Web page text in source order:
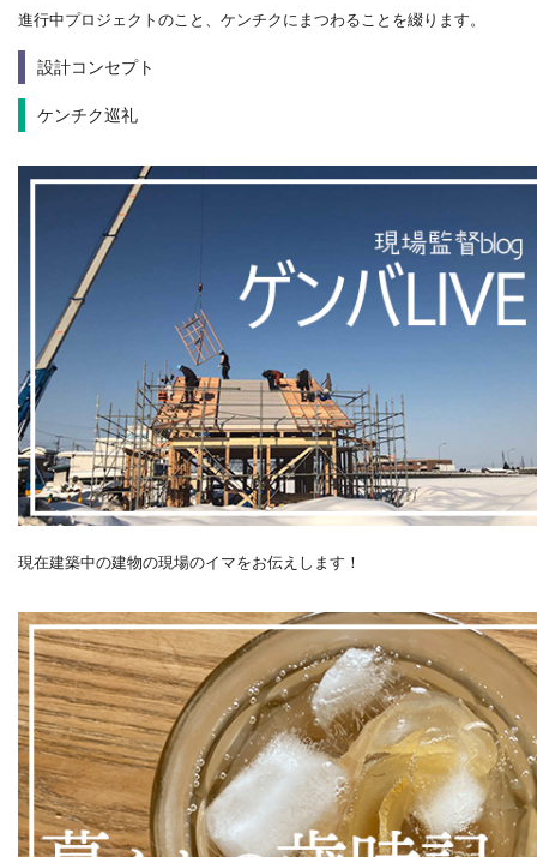
進行中プロジェクトのこと、ケンチクにまつわることを綴ります。
設計コンセプト
ケンチク巡礼
現在建築中の建物の現場のイマをお伝えします！